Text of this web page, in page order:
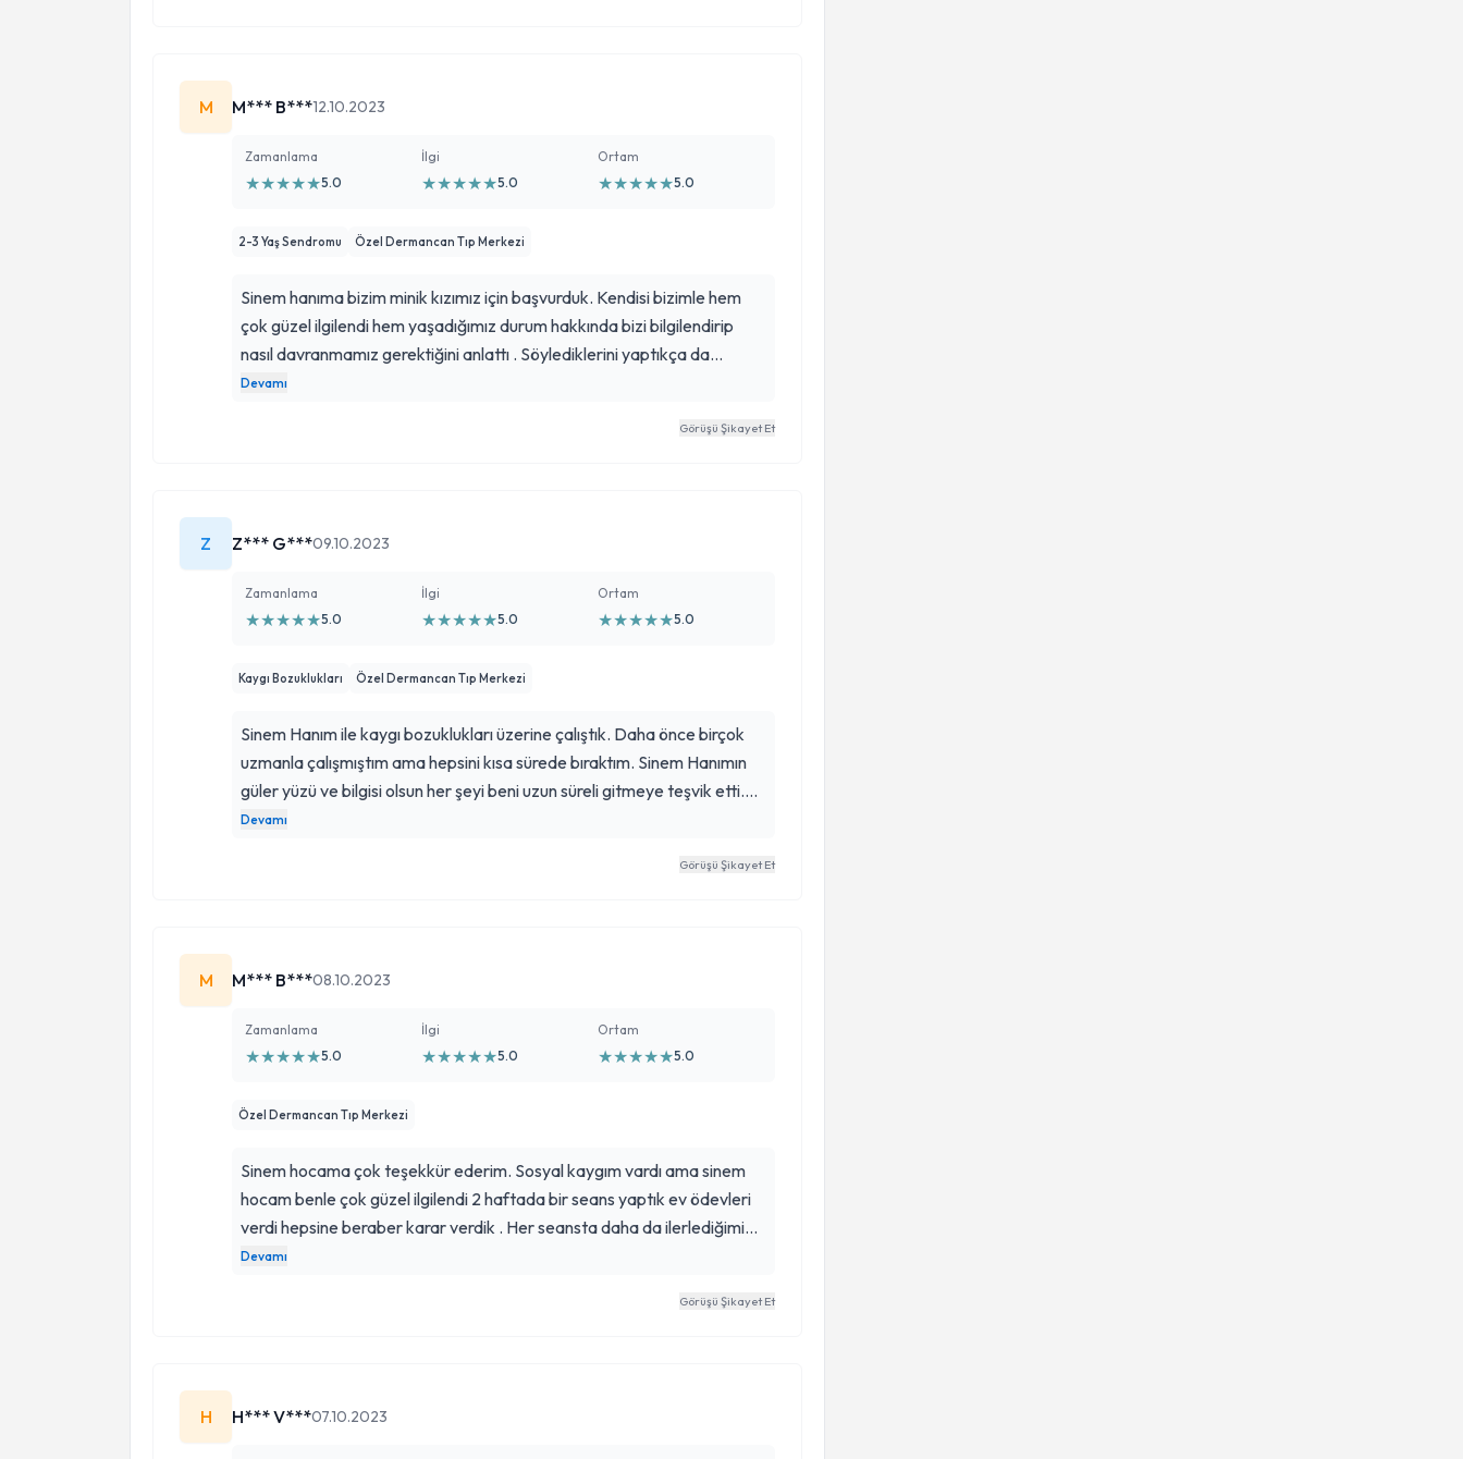
M M*** B***12.10.2023
Zamanlama
★★★★★5.0
İlgi
★★★★★5.0
Ortam
★★★★★5.0
2-3 Yaş Sendromu Özel Dermancan Tıp Merkezi
Sinem hanıma bizim minik kızımız için başvurduk. Kendisi bizimle hem
çok güzel ilgilendi hem yaşadığımız durum hakkında bizi bilgilendirip
nasıl davranmamız gerektiğini anlattı . Söylediklerini yaptıkça da
miniğimizdeki değişimi gördük kendisinden hala anne baba olarak
arasak telefonumuzu açıp her zaman destek oldu. İlgisi güleryüzü ve
Devamı
Görüşü Şikayet Et
Z Z*** G***09.10.2023
Zamanlama
★★★★★5.0
İlgi
★★★★★5.0
Ortam
★★★★★5.0
Kaygı Bozuklukları Özel Dermancan Tıp Merkezi
Sinem Hanım ile kaygı bozuklukları üzerine çalıştık. Daha önce birçok
uzmanla çalışmıştım ama hepsini kısa sürede bıraktım. Sinem Hanımın
güler yüzü ve bilgisi olsun her şeyi beni uzun süreli gitmeye teşvik etti.
Kendimi çok daha iyi hissediyorum onun sayesinde ve daha da güzel
Devamı
Görüşü Şikayet Et
M M*** B***08.10.2023
Zamanlama
★★★★★5.0
İlgi
★★★★★5.0
Ortam
★★★★★5.0
Özel Dermancan Tıp Merkezi
Sinem hocama çok teşekkür ederim. Sosyal kaygım vardı ama sinem
hocam benle çok güzel ilgilendi 2 haftada bir seans yaptık ev ödevleri
verdi hepsine beraber karar verdik . Her seansta daha da ilerlediğimi
fark ettim kesinlikle hayatımın dönüm noktası oldu uzun zamandır
Devamı
Görüşü Şikayet Et
H H*** V***07.10.2023